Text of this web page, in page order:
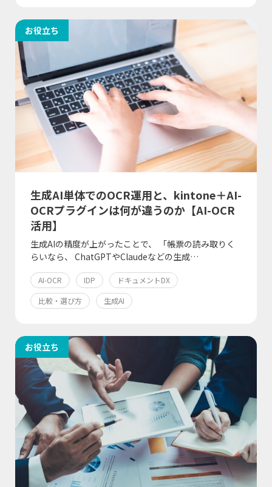
お役立ち
生成AI単体でのOCR運用と、kintone＋AI-
OCRプラグインは何が違うのか【AI-OCR
活用】
生成AIの精度が上がったことで、 「帳票の読み取りく
らいなら、 ChatGPTやClaudeなどの生成…
AI-OCR IDP
ドキュメントDX
比較・選び方
生成AI
お役立ち